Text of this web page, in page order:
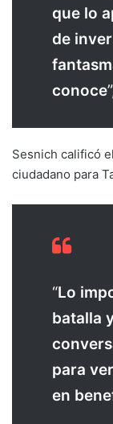
que lo
de
conoce
Sesnich calificó
ciudadano para
“Lo
batalla
para
en